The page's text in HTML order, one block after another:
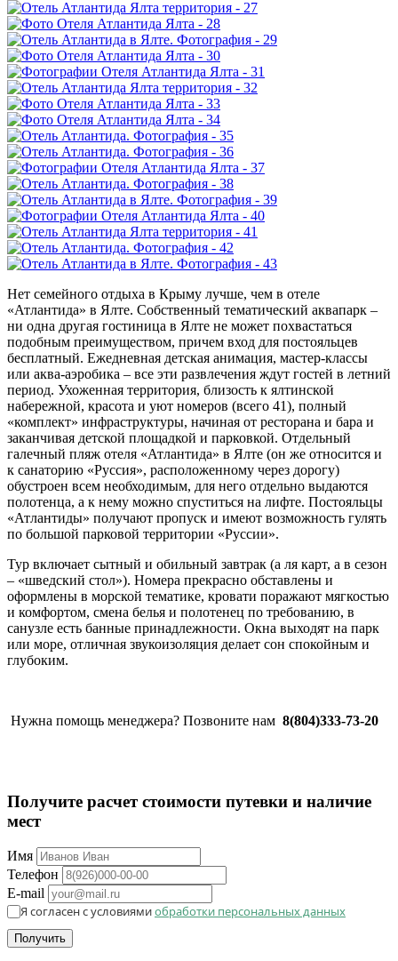
Нет семейного отдыха в Крыму лучше, чем в отеле
«Атлантида» в Ялте. Собственный тематический аквапарк –
ни одна другая гостиница в Ялте не может похвастаться
подобным преимуществом, причем вход для постояльцев
бесплатный. Ежедневная детская анимация, мастер-классы
или аква-аэробика – все эти развлечения ждут гостей в летний
период. Ухоженная территория, близость к ялтинской
набережной, красота и уют номеров (всего 41), полный
«комплект» инфраструктуры, начиная от ресторана и бара и
заканчивая детской площадкой и парковкой. Отдельный
галечный пляж отеля «Атлантида» в Ялте (он же относится и
к санаторию «Руссия», расположенному через дорогу)
обустроен всем необходимым, для него отдельно выдаются
полотенца, а к нему можно спуститься на лифте. Постояльцы
«Атлантиды» получают пропуск и имеют возможность гулять
по большой парковой территории «Руссии».
Тур включает сытный и обильный завтрак (а ля карт, а в сезон
– «шведский стол»). Номера прекрасно обставлены и
оформлены в морской тематике, кровати поражают мягкостью
и комфортом, смена белья и полотенец по требованию, в
санузле есть банные принадлежности. Окна выходят на парк
или море, отличная звукоизоляция делает сон спокойным и
глубоким.
Нужна помощь менеджера? Позвоните нам 8(804)333-73-20
Получите расчет стоимости путевки и наличие
мест
Имя
Телефон
E-mail
Я согласен с условиямиобработки персональных данных
Получить